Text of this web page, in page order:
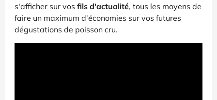
s'afficher sur vos fils d'actualité, tous les moyens de
faire un maximum d'économies sur vos futures
dégustations de poisson cru.